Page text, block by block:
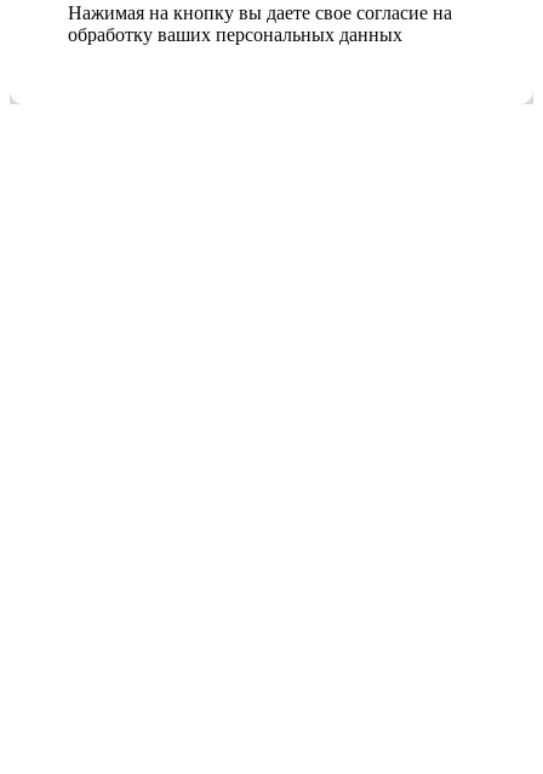
Нажимая на кнопку вы даете свое согласие на
обработку ваших персональных данных